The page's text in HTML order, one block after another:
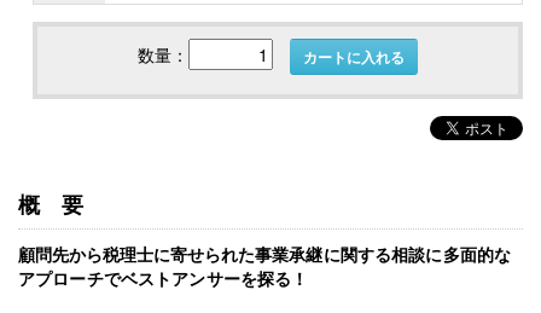
数量： カートに入れる
概要
顧問先から税理士に寄せられた事業承継に関する相談に多面的な
アプローチでベストアンサーを探る！